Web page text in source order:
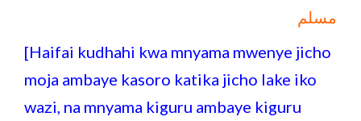
مسلم
[Haifai kudhahi kwa mnyama mwenye jicho
moja ambaye kasoro katika jicho lake iko
wazi, na mnyama kiguru ambaye kiguru